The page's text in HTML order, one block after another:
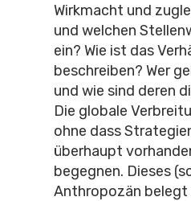
Wirkmacht und
und welchen
ein? Wie ist das
beschreiben? Wer
und wie sind deren
Die globale
ohne dass
überhaupt
begegnen. Dieses
Anthropozän belegt